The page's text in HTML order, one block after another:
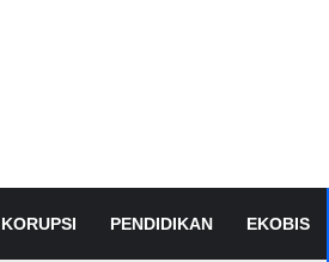
KORUPSI PENDIDIKAN EKOBIS